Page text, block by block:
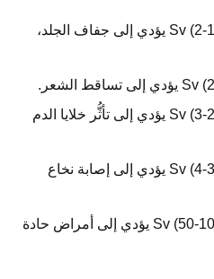
– التعرُّض إلى جرعةٍ مقدارها (1-2) Sv يؤدي إلى جفاف الجلد،
– التعرُّض إلى جرعةٍ مقدارها (2-3) Sv يؤدي إلى تأثُّر خلايا الدم
– التعرُّض إلى جرعةٍ مقدارها (3-4) Sv يؤدي إلى إصابة نخاع
– التعرُّض إلى جرعةٍ مقدارها (10-50) Sv يؤدي إلى أمراض حادة